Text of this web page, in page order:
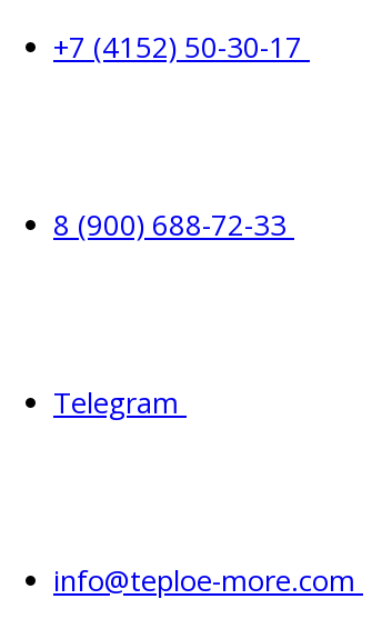
+7 (4152) 50-30-17
8 (900) 688-72-33
Telegram
info@teploe-more.com